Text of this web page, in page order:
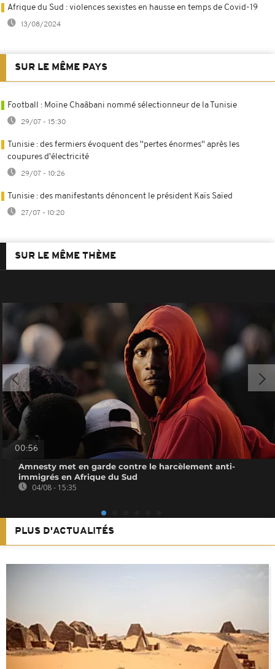
Afrique du Sud : violences sexistes en hausse en temps de Covid-19
13/08/2024
SUR LE MÊME PAYS
Football : Moïne Chaâbani nommé sélectionneur de la Tunisie
29/07 - 15:30
Tunisie : des fermiers évoquent des ''pertes énormes'' après les
coupures d'électricité
29/07 - 10:26
Tunisie : des manifestants dénoncent le président Kaïs Saïed
27/07 - 10:20
SUR LE MÊME THÈME
00:56
Amnesty met en garde contre le harcèlement anti-
immigrés en Afrique du Sud
04/08 - 15:35
PLUS D'ACTUALITÉS